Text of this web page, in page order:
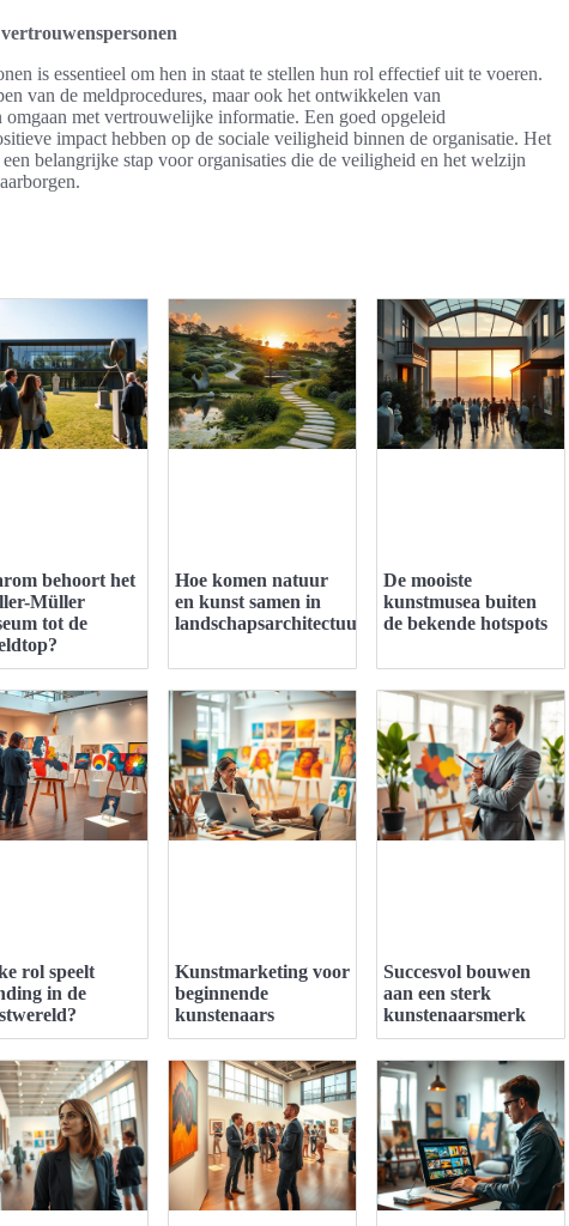
is essentieel om hen in staat te stellen hun rol effectief uit te voeren.
van de meldprocedures, maar ook het ontwikkelen van
omgaan met vertrouwelijke informatie. Een goed opgeleid
impact hebben op de sociale veiligheid binnen de organisatie. Het
belangrijke stap voor organisaties die de veiligheid en het welzijn
behoort het
Müller
tot de
Hoe komen natuur
en kunst samen in
landschapsarchitectuur?
De mooiste
kunstmusea buiten
de bekende hotspots
rol speelt
in de
Kunstmarketing voor
beginnende
kunstenaars
Succesvol bouwen
aan een sterk
kunstenaarsmerk